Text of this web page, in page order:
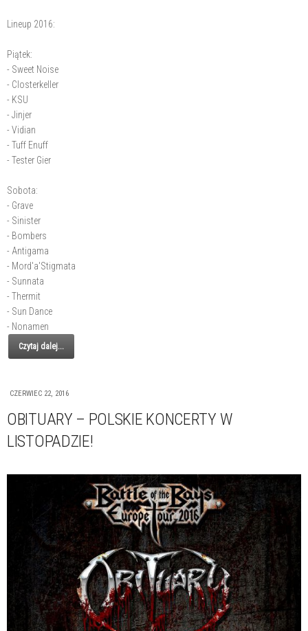
Lineup 2016:
Piątek:
- Sweet Noise
- Closterkeller
- KSU
- Jinjer
- Vidian
- Tuff Enuff
- Tester Gier
Sobota:
- Grave
- Sinister
- Bombers
- Antigama
- Mord'a'Stigmata
- Sunnata
- Thermit
- Sun Dance
- Nonamen
Czytaj dalej...
CZERWIEC 22, 2016
OBITUARY – POLSKIE KONCERTY W
LISTOPADZIE!